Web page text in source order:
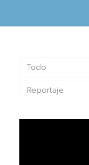
Todo
Reportaje